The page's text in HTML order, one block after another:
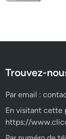
Trouvez-
Par email :
En visitant cette
https://